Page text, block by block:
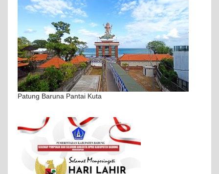
Patung Baruna Pantai Kuta